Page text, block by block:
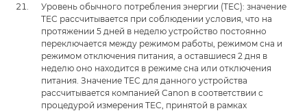
Уровень обычного потребления энергии (TEC): значение
TEC рассчитывается при соблюдении условия, что на
протяжении 5 дней в неделю устройство постоянно
переключается между режимом работы, режимом сна и
режимом отключения питания, а оставшиеся 2 дня в
неделю оно находится в режиме сна или отключения
питания. Значение TEC для данного устройства
рассчитывается компанией Canon в соответствии с
процедурой измерения TEC, принятой в рамках